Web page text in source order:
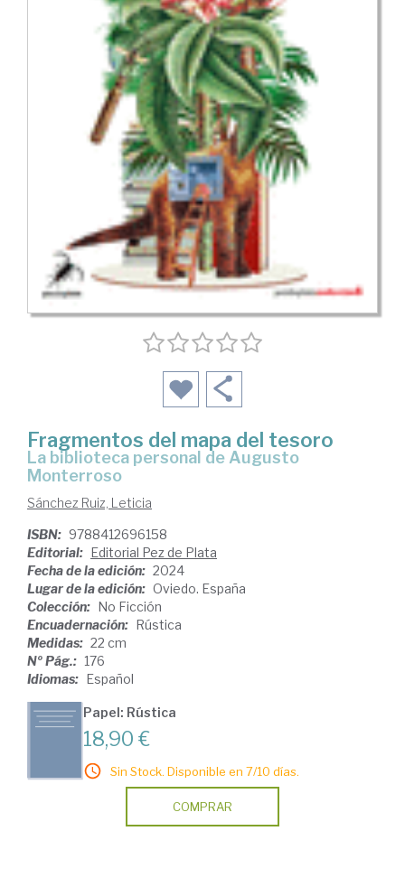
Fragmentos del mapa del tesoro
la biblioteca personal de Augusto
Monterroso
Sánchez Ruiz, Leticia
ISBN: 9788412696158
Editorial: Editorial Pez de Plata
Fecha de la edición: 2024
Lugar de la edición: Oviedo. España
Colección: No Ficción
Encuadernación: Rústica
Medidas: 22 cm
Nº Pág.: 176
Idiomas: Español
Papel: Rústica
18,90 €
Sin Stock. Disponible en 7/10 días.
COMPRAR